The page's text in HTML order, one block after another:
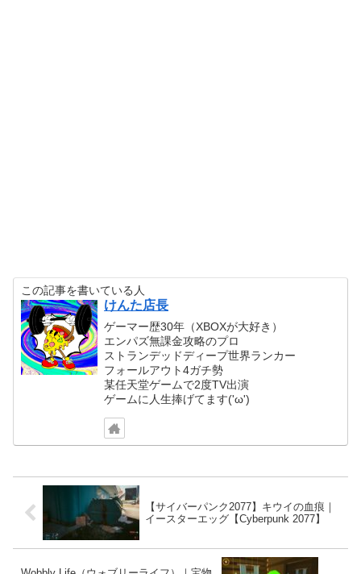
この記事を書いている人
けんた店長
ゲーマー歴30年（XBOXが大好き）
エンパズ無課金攻略のプロ
ストランデッドディープ世界ランカー
フォールアウト4ガチ勢
某任天堂ゲームで2度TV出演
ゲームに人生捧げてます('ω')
【サイバーパンク2077】キウイの血痕｜
イースターエッグ【Cyberpunk 2077】